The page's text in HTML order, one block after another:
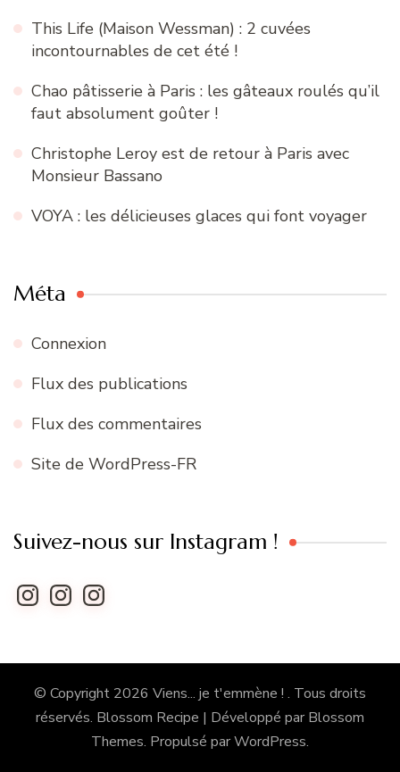
This Life (Maison Wessman) : 2 cuvées
incontournables de cet été !
Chao pâtisserie à Paris : les gâteaux roulés qu’il
faut absolument goûter !
Christophe Leroy est de retour à Paris avec
Monsieur Bassano
VOYA : les délicieuses glaces qui font voyager
Méta
Connexion
Flux des publications
Flux des commentaires
Site de WordPress-FR
Suivez-nous sur Instagram !
Instagram
InstagramInstagram
© Copyright 2026 Viens... je t'emmène ! . Tous droits
réservés. Blossom Recipe | Développé par Blossom
Themes. Propulsé parWordPress.